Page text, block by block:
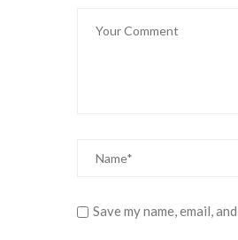
Save my name, email,